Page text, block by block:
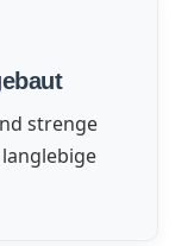
strenge